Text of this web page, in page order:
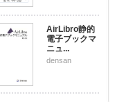
AirLibro静的
電子ブックマ
ニュ...
densan